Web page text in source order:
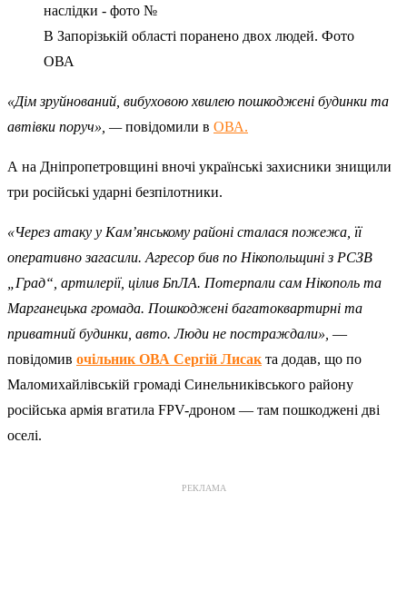
В Запорізькій області поранено двох людей. Фото
ОВА
«Дім зруйнований, вибуховою хвилею пошкоджені будинки та
автівки поруч», —повідомили в ОВА.
А на Дніпропетровщині вночі українські захисники знищили
три російські ударні безпілотники.
«Через атаку у Кам’янському районі сталася пожежа, її
оперативно загасили. Агресор бив по Нікопольщині з РСЗВ
„Град“, артилерії, цілив БпЛА. Потерпали сам Нікополь та
Марганецька громада. Пошкоджені багатоквартирні та
приватний будинки, авто. Люди не постраждали», —
повідомив очільник ОВА Сергій Лисак та додав, що по
Маломихайлівській громаді Синельниківського району
російська армія вгатила FPV-дроном — там пошкоджені дві
оселі.
РЕКЛАМА